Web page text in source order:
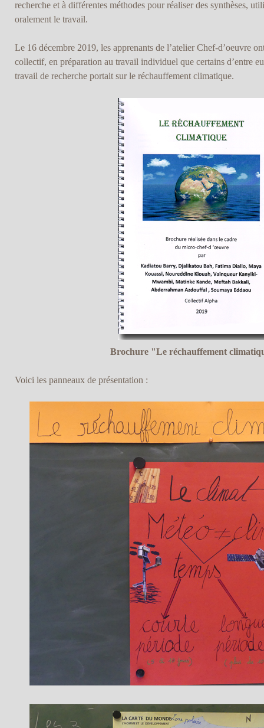
recherche et à différentes méthodes pour réaliser des synthèses,
oralement le travail.
Le 16 décembre 2019, les apprenants de l’atelier Chef-d’oeuvre
collectif, en préparation au travail individuel que certains d’entre
travail de recherche portait sur le réchauffement climatique.
Brochure "Le réchauffement
Voici les panneaux de présentation :